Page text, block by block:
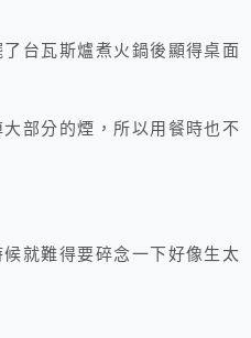
台瓦斯爐煮火鍋後顯得桌面
部分的煙，所以用餐時也不
就難得要碎念一下好像生太